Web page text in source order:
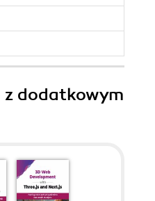
z dodatkowym